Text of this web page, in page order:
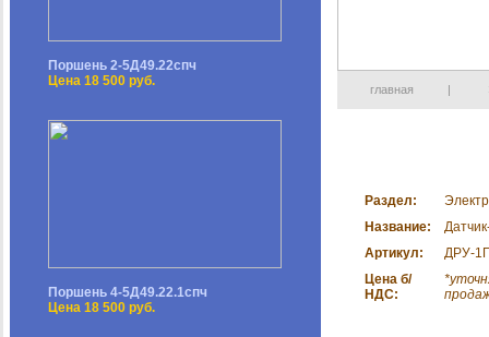
Поршень 2-5Д49.22спч
Цена 18 500 руб.
Поршень 4-5Д49.22.1спч
Цена 18 500 руб.
главная |
Раздел:
Название:
Артикул:
ДРУ-
Цена б/
НДС: